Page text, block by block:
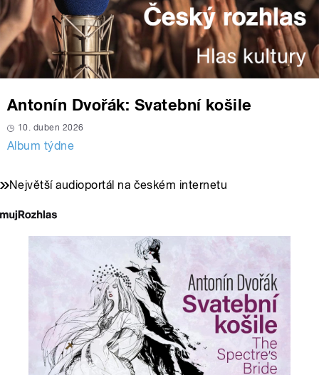
Antonín Dvořák: Svatební košile
10. duben 2026
Album týdne
Největší audioportál na českém internetu